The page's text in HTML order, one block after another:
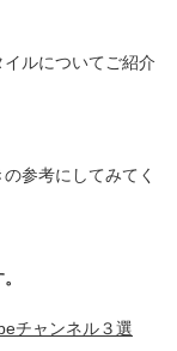
ルについてご紹介
参考にしてみてく
チャンネル３選